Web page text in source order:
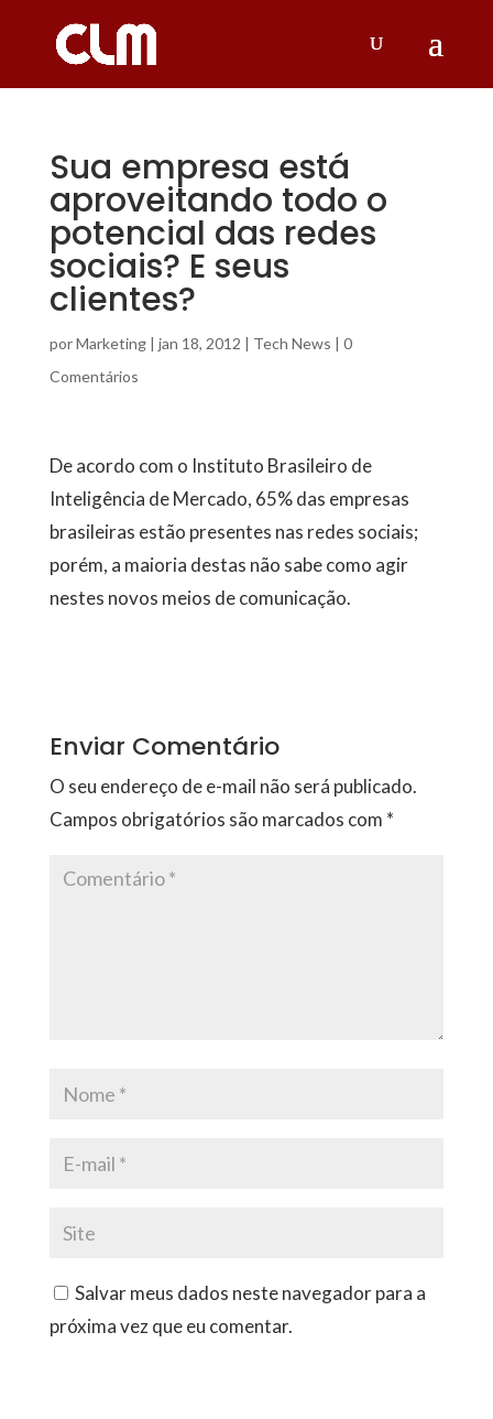
Sua empresa está
aproveitando todo o
potencial das redes
sociais? E seus
clientes?
porMarketing| jan 18, 2012 | Tech News | 0
Comentários
De acordo com o Instituto Brasileiro de
Inteligência de Mercado, 65% das empresas
brasileiras estão presentes nas redes sociais;
porém, a maioria destas não sabe como agir
nestes novos meios de comunicação.
Enviar Comentário
O seu endereço de e-mail não será publicado.
Campos obrigatórios são marcados com *
Salvar meus dados neste navegador para a
próxima vez que eu comentar.